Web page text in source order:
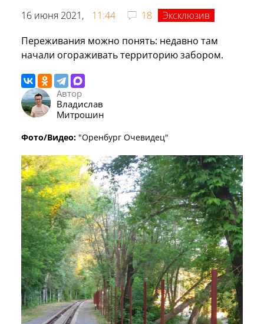
16 июня 2021, 11:44 18
Эксклюзив
Переживания можно понять: недавно там
начали огораживать территорию забором.
Автор
Владислав
Митрошин
Фото/Видео: "Оренбург Очевидец"